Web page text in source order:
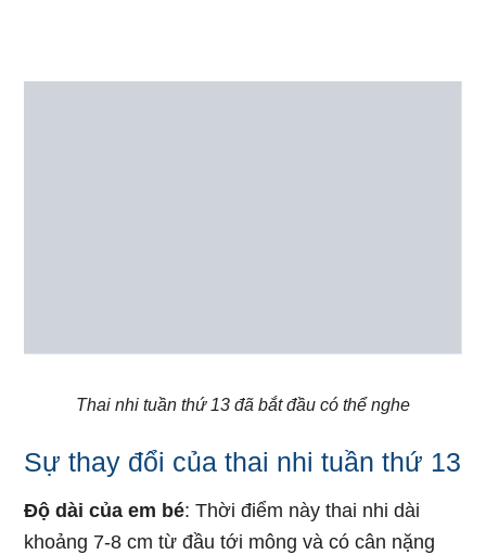
Thai nhi tuần thứ 13 đã bắt đầu có thể nghe
Sự thay đổi của thai nhi tuần thứ 13
Độ dài của em bé: Thời điểm này thai nhi dài
khoảng 7-8 cm từ đầu tới mông và có cân nặng